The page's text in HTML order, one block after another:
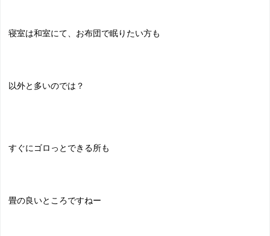
寝室は和室にて、お布団で眠りたい方も
以外と多いのでは？
すぐにゴロっとできる所も
畳の良いところですねー